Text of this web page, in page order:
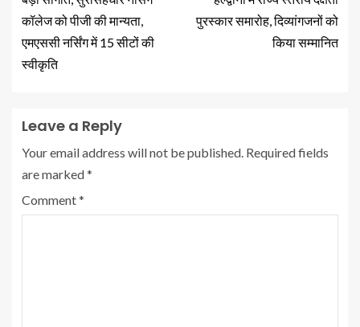
कॉलेज को पीजी की मान्यता,
एमएससी नर्सिंग में 15 सीटों की
स्वीकृति
पुरस्कार समारोह, दिव्यांगजनों को
किया सम्मानित
Leave a Reply
Your email address will not be published. Required fields
are marked*
Comment*